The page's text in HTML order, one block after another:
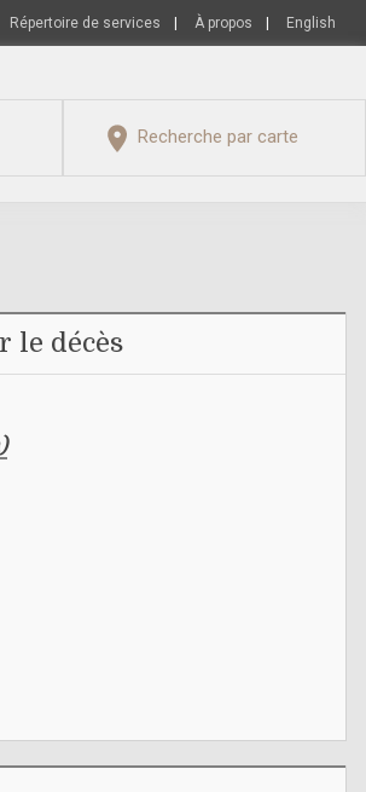
Répertoire de services À propos English
Recherche par carte
le décès